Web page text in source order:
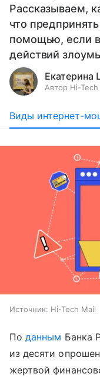
Рассказываем,
что
помощью, если
действий
Екатерина
Автор Hi-Tech
Виды интернет-
Источник: Hi-Tech Mail
Поданным Банка
из десяти
жертвой